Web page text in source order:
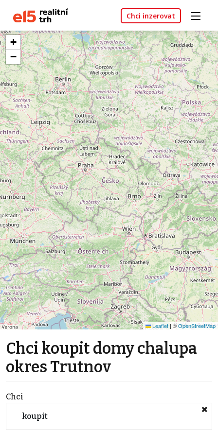
Chci inzerovat
+
−
Leaflet | ©OpenStreetMap
Chci koupit domy chalupa
okres Trutnov
Chci
koupit